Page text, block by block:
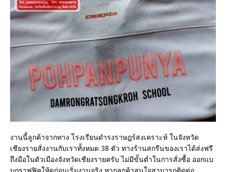
งานนี้ลูกค้าจากทาง โรงเรียนดำรงราษฎร์สงเคราะห์ ในจังหวัด
เชียงรายสั่งงานกับเราทั้งหมด 38 ตัว ทางร้านสกรีนของเราได้ส่งฟรี
ถึงมือในตัวเมืองจังหวัดเชียงรายครับ ไม่มีขั้นต่ำในการสั่งซื้อ ออกแบ